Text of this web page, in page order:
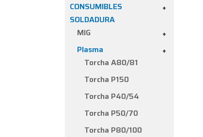
+
CONSUMIBLES
SOLDADURA
+
MIG
+
Plasma
Torcha A80/81
Torcha P150
Torcha P40/54
Torcha P50/70
Torcha P80/100